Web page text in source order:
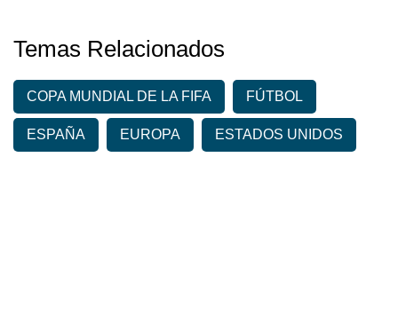
Temas Relacionados
COPA MUNDIAL DE LA FIFA FÚTBOL
ESPAÑA EUROPA ESTADOS UNIDOS